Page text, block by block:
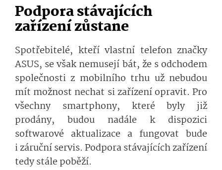
Podpora stávajících
zařízení zůstane
Spotřebitelé, kteří vlastní telefon značky
ASUS, se však nemusejí bát, že s odchodem
společnosti z mobilního trhu už nebudou
mít možnost nechat si zařízení opravit. Pro
všechny smartphony, které byly již
prodány, budou nadále k dispozici
softwarové aktualizace a fungovat bude
i záruční servis. Podpora stávajících zařízení
tedy stále poběží.